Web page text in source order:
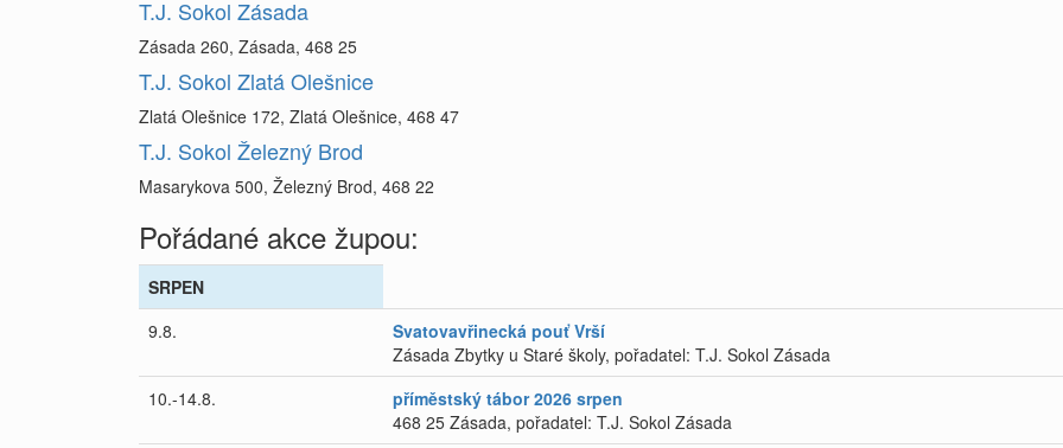
T.J. Sokol Zásada
Zásada 260, Zásada, 468 25
T.J. Sokol Zlatá Olešnice
Zlatá Olešnice 172, Zlatá Olešnice, 468 47
T.J. Sokol Železný Brod
Masarykova 500, Železný Brod, 468 22
Pořádané akce župou:
SRPEN
9.8.
Svatovavřinecká pouť Vrší
Zásada Zbytky u Staré školy, pořadatel: T.J. Sokol Zásada
10.-14.8.
příměstský tábor 2026 srpen
468 25 Zásada, pořadatel: T.J. Sokol Zásada